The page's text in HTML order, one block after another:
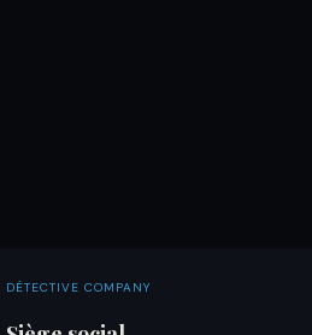
DÉTECTIVE COMPANY